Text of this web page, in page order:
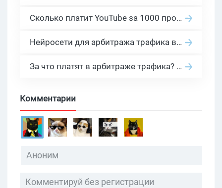
Сколько платит YouTube за 1000 просмотров в 2026: реальные цифры от 0.5 до 36 USD по ГЕО
Нейросети для арбитража трафика в 2026: инструменты, кейсы и AI-медиабайеры
За что платят в арбитраже трафика? 30 моделей оплаты в бурж и СНГ партнерках
Комментарии